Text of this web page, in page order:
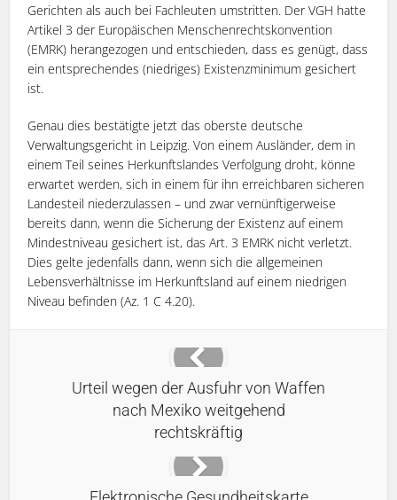
Gerichten als auch bei Fachleuten umstritten. Der VGH hatte
Artikel 3 der Europäischen Menschenrechtskonvention
(EMRK) herangezogen und entschieden, dass es genügt, dass
ein entsprechendes (niedriges) Existenzminimum gesichert
ist.
Genau dies bestätigte jetzt das oberste deutsche
Verwaltungsgericht in Leipzig. Von einem Ausländer, dem in
einem Teil seines Herkunftslandes Verfolgung droht, könne
erwartet werden, sich in einem für ihn erreichbaren sicheren
Landesteil niederzulassen – und zwar vernünftigerweise
bereits dann, wenn die Sicherung der Existenz auf einem
Mindestniveau gesichert ist, das Art. 3 EMRK nicht verletzt.
Dies gelte jedenfalls dann, wenn sich die allgemeinen
Lebensverhältnisse im Herkunftsland auf einem niedrigen
Niveau befinden (Az. 1 C 4.20).
Urteil wegen der Ausfuhr von Waffen
nach Mexiko weitgehend
rechtskräftig